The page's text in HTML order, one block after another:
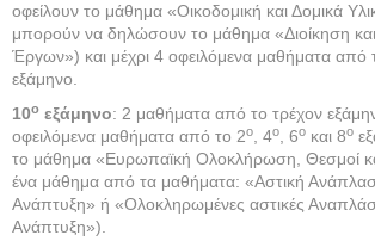
οφείλουν το μάθημα «Οικοδομική και Δομικά
μπορούν να δηλώσουν το μάθημα «Διοίκηση και
Έργων») και μέχρι 4 οφειλόμενα μαθήματα από
εξάμηνο.
10ο εξάμηνο: 2 μαθήματα από το τρέχον
οφειλόμενα μαθήματα από το 2ο , 4ο , 6ο και 8ο
το μάθημα «Ευρωπαϊκή Ολοκλήρωση, Θεσμοί και
ένα μάθημα από τα μαθήματα: «Αστική
Ανάπτυξη» ή «Ολοκληρωμένες αστικές
Ανάπτυξη»).